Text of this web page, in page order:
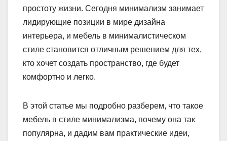
простоту жизни. Сегодня минимализм занимает
лидирующие позиции в мире дизайна
интерьера, и мебель в минималистическом
стиле становится отличным решением для тех,
кто хочет создать пространство, где будет
комфортно и легко.
В этой статье мы подробно разберем, что такое
мебель в стиле минимализма, почему она так
популярна, и дадим вам практические идеи,